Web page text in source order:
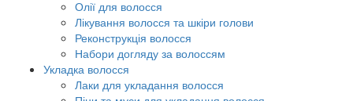
Олії для волосся
Лікування волосся та шкіри голови
Реконструкція волосся
Набори догляду за волоссям
Укладка волосся
Лаки для укладання волосся